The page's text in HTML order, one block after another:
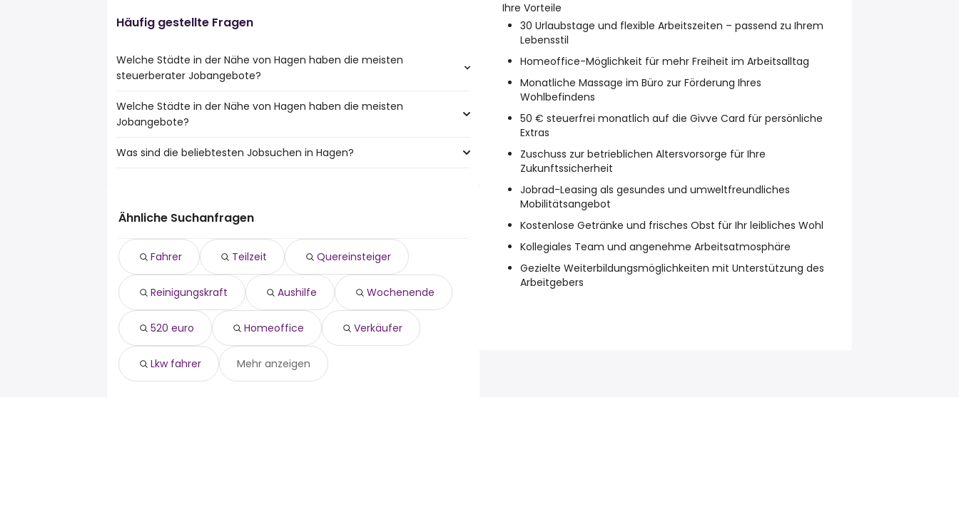
Häufig gestellte Fragen
Welche Städte in der Nähe von Hagen haben die meisten
steuerberater Jobangebote?
Städte in der Nähe von Hagen mit den meisten steuerberater Jobs:
Dortmund
Wuppertal
Unna
Sprockhövel
Welche Städte in der Nähe von Hagen haben die meisten
Jobangebote?
10 Städte in der Nähe von Hagen mit den meisten Jobangeboten:
Witten
Lüdenscheid
Unna
Ennepetal
Schwelm
Sprockhövel
Was sind die beliebtesten Jobsuchen in Hagen?
teilzeit
reinigungskraft
aushilfe
wochenende
520 euro
homeoffice
verkäufer
lkw fahrer
Ähnliche Suchanfragen
Fahrer Teilzeit Quereinsteiger
Reinigungskraft Aushilfe Wochenende
520 euro Homeoffice Verkäufer
Lkw fahrer Mehr anzeigen
Ihre Vorteile
30 Urlaubstage und flexible Arbeitszeiten – passend zu Ihrem
Lebensstil
Homeoffice-Möglichkeit für mehr Freiheit im Arbeitsalltag
Monatliche Massage im Büro zur Förderung Ihres
Wohlbefindens
50 € steuerfrei monatlich auf die Givve Card für persönliche
Extras
Zuschuss zur betrieblichen Altersvorsorge für Ihre
Zukunftssicherheit
Jobrad-Leasing als gesundes und umweltfreundliches
Mobilitätsangebot
Kostenlose Getränke und frisches Obst für Ihr leibliches Wohl
Kollegiales Team und angenehme Arbeitsatmosphäre
Gezielte Weiterbildungsmöglichkeiten mit Unterstützung des
Arbeitgebers